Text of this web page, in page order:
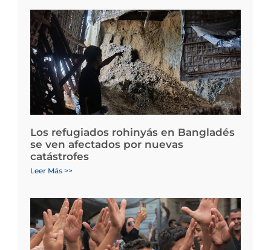
Los refugiados rohinyás en Bangladés
se ven afectados por nuevas
catástrofes
Leer Más >>